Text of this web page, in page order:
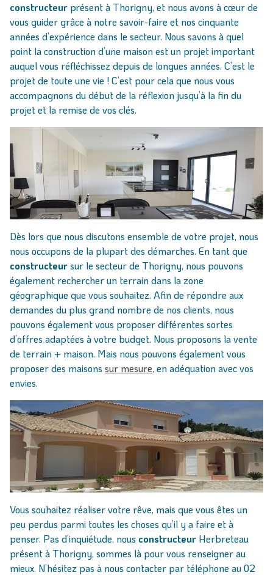
constructeur présent à Thorigny, et nous avons à cœur de
vous guider grâce à notre savoir-faire et nos cinquante
années d’expérience dans le secteur. Nous savons à quel
point la construction d’une maison est un projet important
auquel vous réfléchissez depuis de longues années. C’est le
projet de toute une vie ! C’est pour cela que nous vous
accompagnons du début de la réflexion jusqu’à la fin du
projet et la remise de vos clés.
Dès lors que nous discutons ensemble de votre projet, nous
nous occupons de la plupart des démarches. En tant que
constructeursur le secteur de Thorigny, nous pouvons
également rechercher un terrain dans la zone
géographique que vous souhaitez. Afin de répondre aux
demandes du plus grand nombre de nos clients, nous
pouvons également vous proposer différentes sortes
d’offres adaptées à votre budget. Nous proposons la vente
de terrain + maison. Mais nous pouvons également vous
proposer des maisons sur mesure, en adéquation avec vos
envies.
Vous souhaitez réaliser votre rêve, mais que vous êtes un
peu perdus parmi toutes les choses qu’il y a faire et à
penser. Pas d’inquiétude, nous constructeur Herbreteau
présent à Thorigny, sommes là pour vous renseigner au
mieux. N’hésitez pas à nous contacter par téléphone au 02